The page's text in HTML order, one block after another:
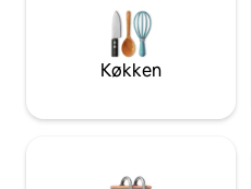
rengjort i henhold til vores 80-
standard "Ridiculously Clean",
ankommer.
Køkken